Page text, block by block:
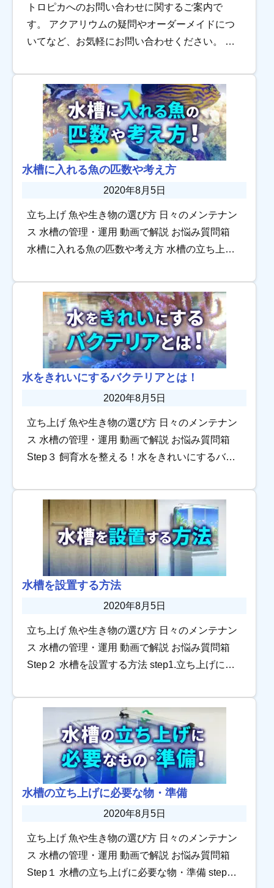
トロピカへのお問い合わせに関するご案内で
す。 アクアリウムの疑問やオーダーメイドにつ
いてなど、お気軽にお問い合わせください。 飼
育や水槽管理についてのご質問は、画面右下に
表示さ […]
水槽に入れる魚の匹数や考え方
2020年8月5日
立ち上げ 魚や生き物の選び方 日々のメンテナン
ス 水槽の管理・運用 動画で解説 お悩み質問箱
水槽に入れる魚の匹数や考え方 水槽の立ち上げ
る 熱帯魚や水生生物の飼育は適したサイズ […]
水をきれいにするバクテリアとは！
2020年8月5日
立ち上げ 魚や生き物の選び方 日々のメンテナン
ス 水槽の管理・運用 動画で解説 お悩み質問箱
Step３ 飼育水を整える！水をきれいにするバク
を設置する アクアリ […]
水槽を設置する方法
2020年8月5日
立ち上げ 魚や生き物の選び方 日々のメンテナン
ス 水槽の管理・運用 動画で解説 お悩み質問箱
Step２ 水槽を設置する方法 step1.立ち上げに必
とポイント 水槽設 […]
水槽の立ち上げに必要な物・準備
2020年8月5日
立ち上げ 魚や生き物の選び方 日々のメンテナン
ス 水槽の管理・運用 動画で解説 お悩み質問箱
Step１ 水槽の立ち上げに必要な物・準備 step2.